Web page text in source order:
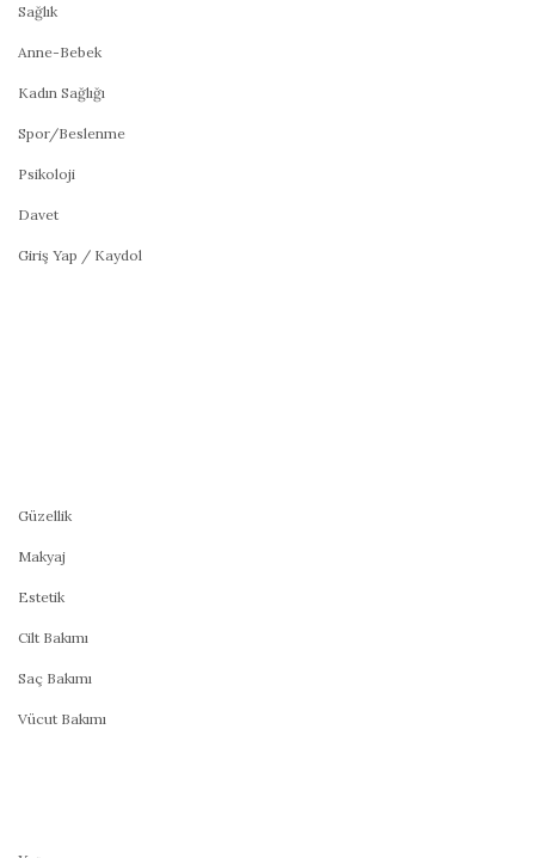
Sağlık
Anne-Bebek
Kadın Sağlığı
Spor/Beslenme
Psikoloji
Davet
Giriş Yap / Kaydol
Güzellik
Makyaj
Estetik
Cilt Bakımı
Saç Bakımı
Vücut Bakımı